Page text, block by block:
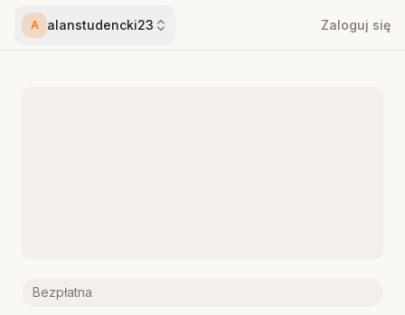
A alanstudencki23 Zaloguj się
Bezpłatna